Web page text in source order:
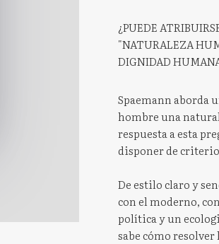
¿PUEDE
"NATURALEZA
DIGNIDAD
Spaemann aborda
hombre una
respuesta a esta
disponer de
De estilo claro y
con el moderno,
política y un
sabe cómo